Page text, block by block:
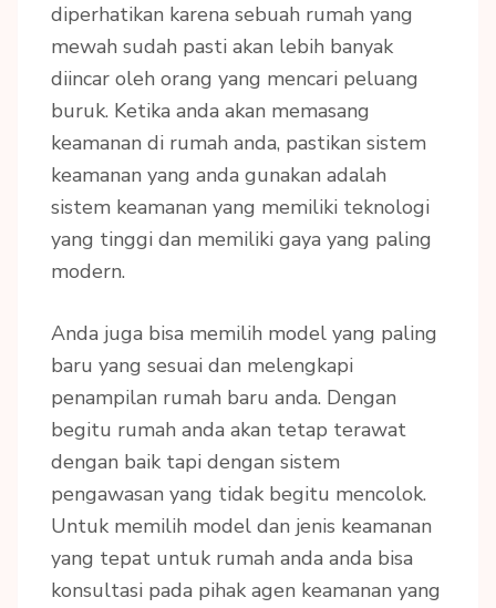
diperhatikan karena sebuah rumah yang
mewah sudah pasti akan lebih banyak
diincar oleh orang yang mencari peluang
buruk. Ketika anda akan memasang
keamanan di rumah anda, pastikan sistem
keamanan yang anda gunakan adalah
sistem keamanan yang memiliki teknologi
yang tinggi dan memiliki gaya yang paling
modern.
Anda juga bisa memilih model yang paling
baru yang sesuai dan melengkapi
penampilan rumah baru anda. Dengan
begitu rumah anda akan tetap terawat
dengan baik tapi dengan sistem
pengawasan yang tidak begitu mencolok.
Untuk memilih model dan jenis keamanan
yang tepat untuk rumah anda anda bisa
konsultasi pada pihak agen keamanan yang